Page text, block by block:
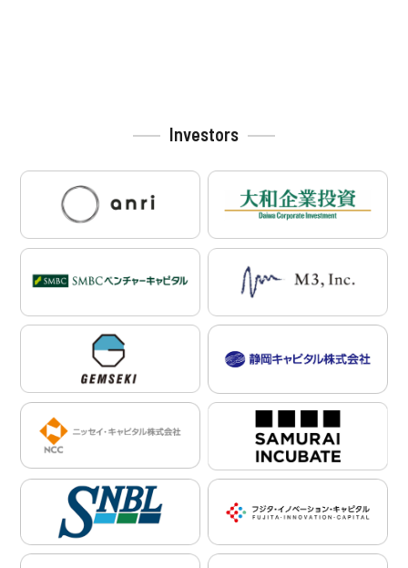
シ
Investors